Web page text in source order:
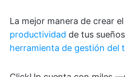
La mejor manera de crear el
productividad de tus
herramienta de gestión del